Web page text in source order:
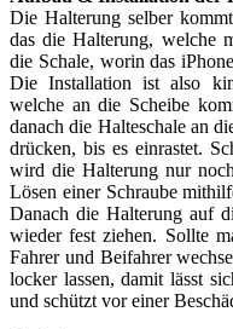
Die Halterung selber
das die Halterung, welche
die Schale, worin das
Die Installation ist also
welche an die Scheibe
danach die Halteschale an
drücken, bis es einrastet.
wird die Halterung nur
Lösen einer Schraube
Danach die Halterung auf
wieder fest ziehen. Sollte
Fahrer und Beifahrer
locker lassen, damit lässt
und schützt vor einer